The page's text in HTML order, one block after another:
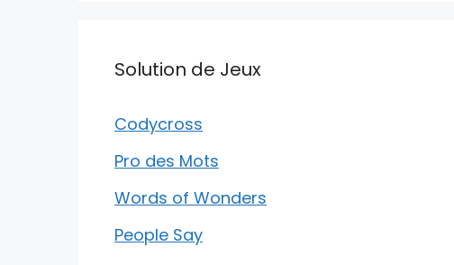
Solution de Jeux
Codycross
Pro des Mots
Words of Wonders
People Say